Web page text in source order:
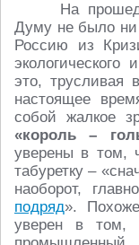
На
Думу не было ни
Россию из
это, трусливая
настоящее
собой жалкое
«король –
уверены в том,
табуретку –
наоборот,
подряд».
уверен в том,